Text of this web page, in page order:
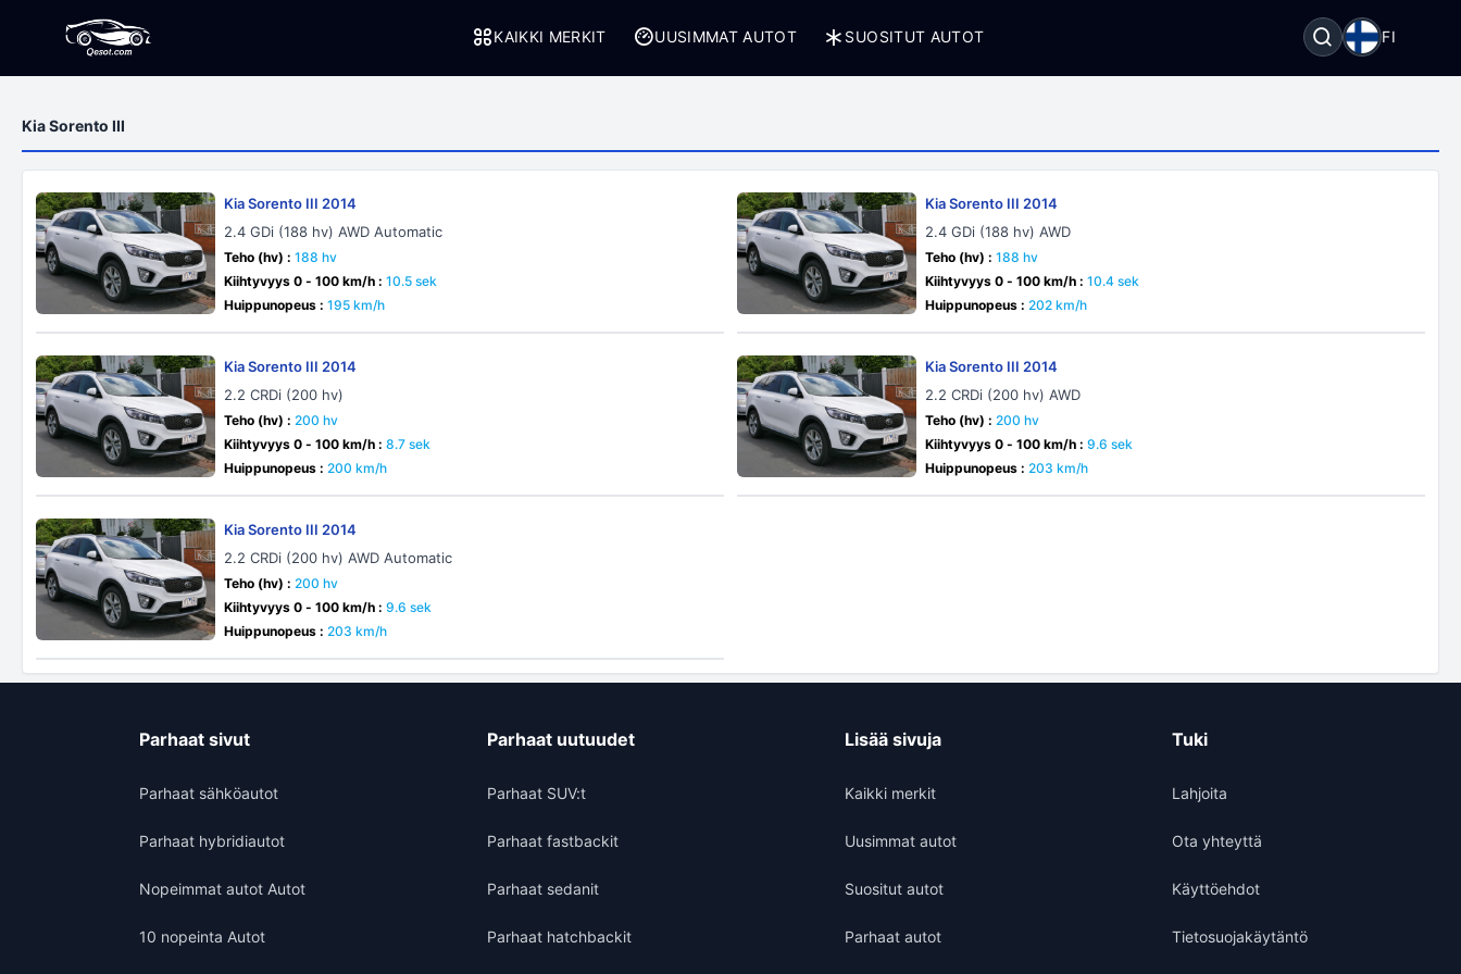
KAIKKI MERKIT UUSIMMAT AUTOT SUOSITUT AUTOT FI
Kia Sorento III
Kia Sorento III 2014
2.4 GDi (188 hv) AWD Automatic
Teho (hv) : 188 hv
Kiihtyvyys 0 - 100 km/h : 10.5 sek
Huippunopeus : 195 km/h
Kia Sorento III 2014
2.4 GDi (188 hv) AWD
Teho (hv) : 188 hv
Kiihtyvyys 0 - 100 km/h : 10.4 sek
Huippunopeus : 202 km/h
Kia Sorento III 2014
2.2 CRDi (200 hv)
Teho (hv) : 200 hv
Kiihtyvyys 0 - 100 km/h : 8.7 sek
Huippunopeus : 200 km/h
Kia Sorento III 2014
2.2 CRDi (200 hv) AWD
Teho (hv) : 200 hv
Kiihtyvyys 0 - 100 km/h : 9.6 sek
Huippunopeus : 203 km/h
Kia Sorento III 2014
2.2 CRDi (200 hv) AWD Automatic
Teho (hv) : 200 hv
Kiihtyvyys 0 - 100 km/h : 9.6 sek
Huippunopeus : 203 km/h
Parhaat sivut
Parhaat sähköautot
Parhaat hybridiautot
Nopeimmat autot Autot
10 nopeinta Autot
Parhaat uutuudet
Parhaat SUV:t
Parhaat fastbackit
Parhaat sedanit
Parhaat hatchbackit
Lisää sivuja
Kaikki merkit
Uusimmat autot
Suositut autot
Parhaat autot
Tuki
Lahjoita
Ota yhteyttä
Käyttöehdot
Tietosuojakäytäntö